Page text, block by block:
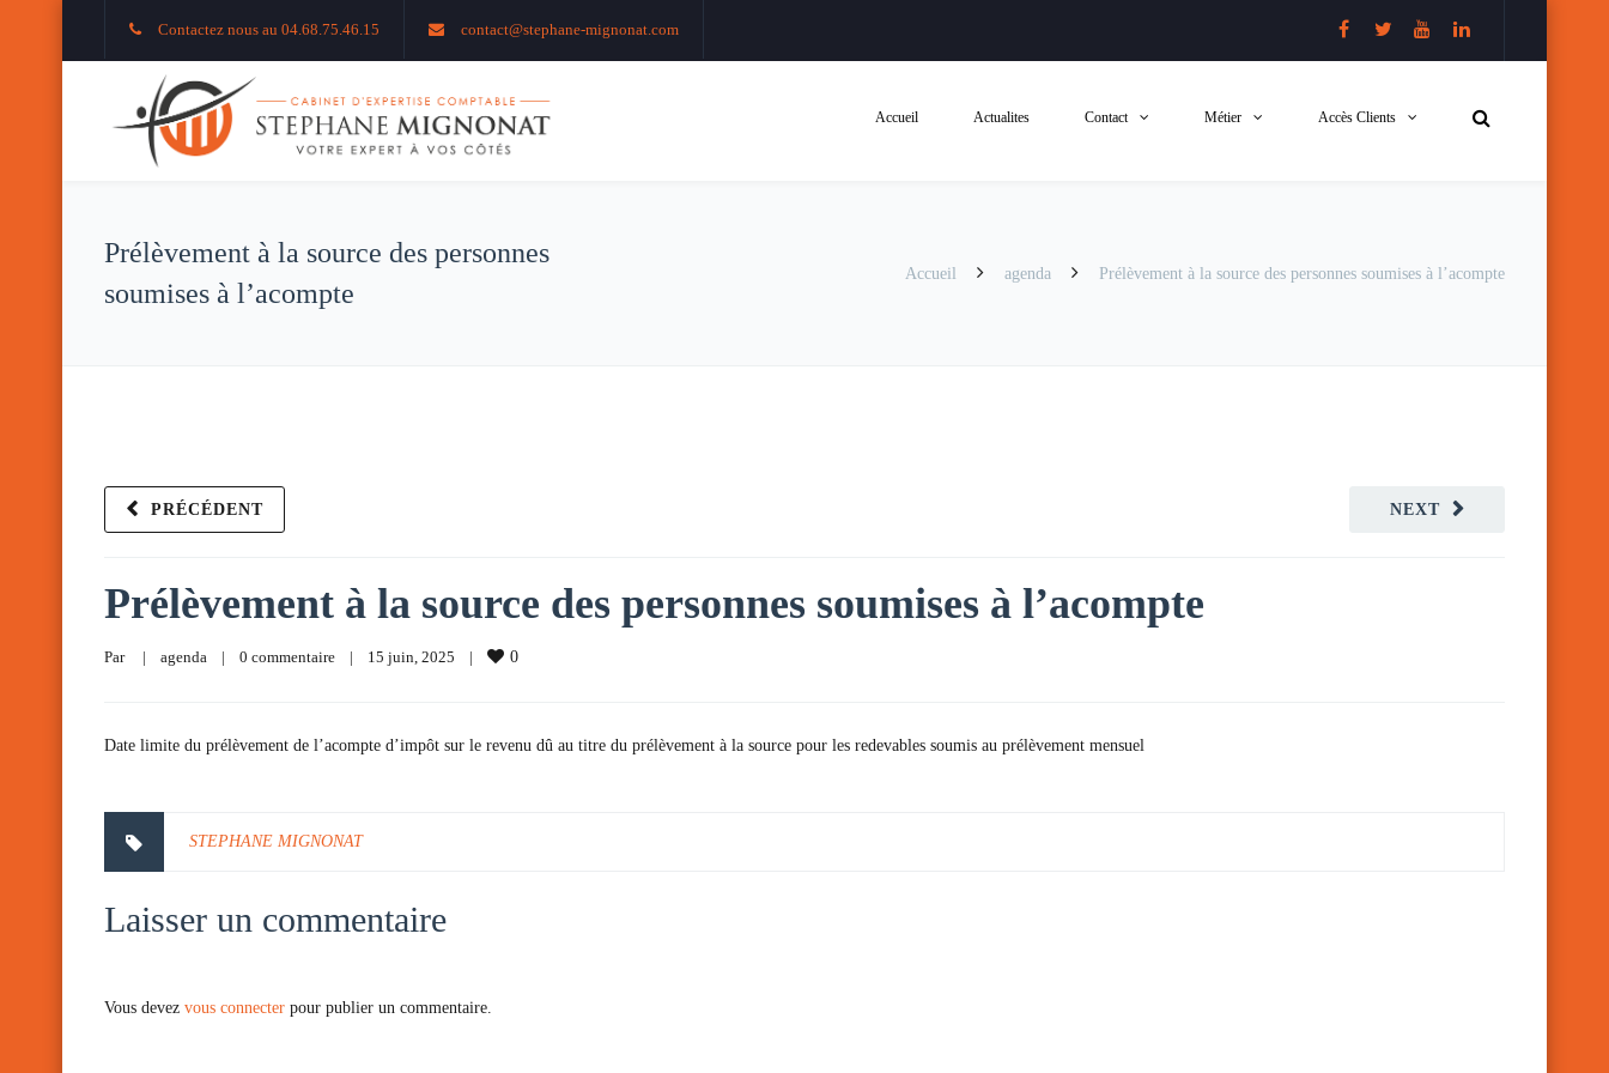
Contactez nous au 04.68.75.46.15 contact@stephane-mignonat.com
Accueil Actualites Contact Métier Accès Clients
Prélèvement à la source des personnes
soumises à l’acompte
Accueil agenda Prélèvement à la source des personnes soumises à l’acompte
NEXT
PRÉCÉDENT
Prélèvement à la source des personnes soumises à l’acompte
Par | agenda | 0 commentaire | 15 juin, 2025 | 0
Date limite du prélèvement de l’acompte d’impôt sur le revenu dû au titre du prélèvement à la source pour les redevables soumis au prélèvement mensuel
STEPHANE MIGNONAT
Laisser un commentaire
Vous devez vous connecter pour publier un commentaire.